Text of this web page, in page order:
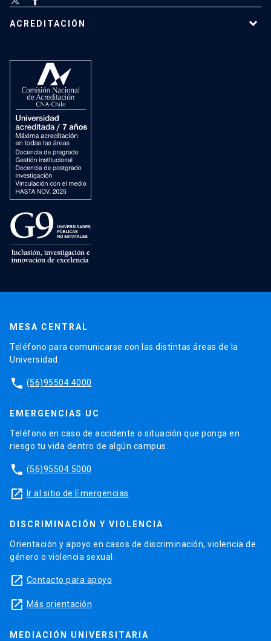
ACREDITACIÓN
MESA CENTRAL
Teléfono para comunicarse con las distintas áreas de la
Universidad.
phone (56)95504 4000
EMERGENCIAS UC
Teléfono en caso de accidente o situación que ponga en
riesgo tu vida dentro de algún campus.
phone (56)95504 5000
launch Ir al sitio de Emergencias
DISCRIMINACIÓN Y VIOLENCIA
Orientación y apoyo en casos de discriminación, violencia de
género o violencia sexual.
launch Contacto para apoyo
launch Más orientación
MEDIACIÓN UNIVERSITARIA